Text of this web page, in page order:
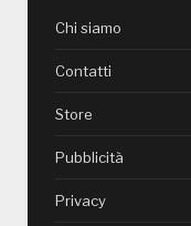
Chi siamo
Contatti
Store
Pubblicità
Privacy